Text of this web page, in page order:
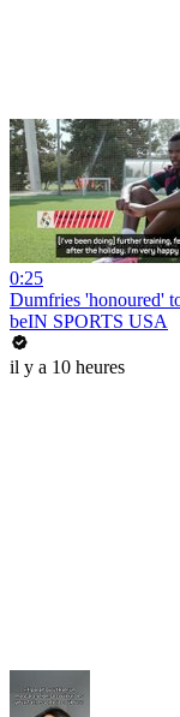
0:25
Dumfries 'honoured'
beIN SPORTS USA
il y a 10 heures